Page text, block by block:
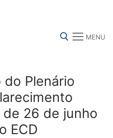
Search for:
MENU
do Plenário
26 de junho
ECD